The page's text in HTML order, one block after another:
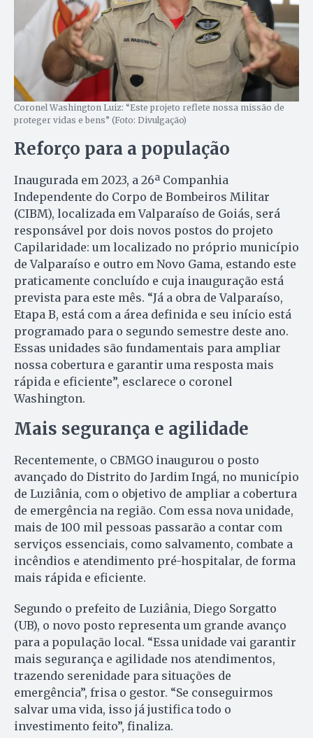
Coronel Washington Luiz: “Este projeto reflete nossa missão de
proteger vidas e bens” (Foto: Divulgação)
Reforço para a população
Inaugurada em 2023, a 26ª Companhia
Independente do Corpo de Bombeiros Militar
(CIBM), localizada em Valparaíso de Goiás, será
responsável por dois novos postos do projeto
Capilaridade: um localizado no próprio município
de Valparaíso e outro em Novo Gama, estando este
praticamente concluído e cuja inauguração está
prevista para este mês. “Já a obra de Valparaíso,
Etapa B, está com a área definida e seu início está
programado para o segundo semestre deste ano.
Essas unidades são fundamentais para ampliar
nossa cobertura e garantir uma resposta mais
rápida e eficiente”, esclarece o coronel
Washington.
Mais segurança e agilidade
Recentemente, o CBMGO inaugurou o posto
avançado do Distrito do Jardim Ingá, no município
de Luziânia, com o objetivo de ampliar a cobertura
de emergência na região. Com essa nova unidade,
mais de 100 mil pessoas passarão a contar com
serviços essenciais, como salvamento, combate a
incêndios e atendimento pré-hospitalar, de forma
mais rápida e eficiente.
Segundo o prefeito de Luziânia, Diego Sorgatto
(UB), o novo posto representa um grande avanço
para a população local. “Essa unidade vai garantir
mais segurança e agilidade nos atendimentos,
trazendo serenidade para situações de
emergência”, frisa o gestor. “Se conseguirmos
salvar uma vida, isso já justifica todo o
investimento feito”, finaliza.